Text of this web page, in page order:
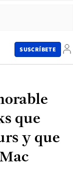
SUSCRÍBETE
que
y que